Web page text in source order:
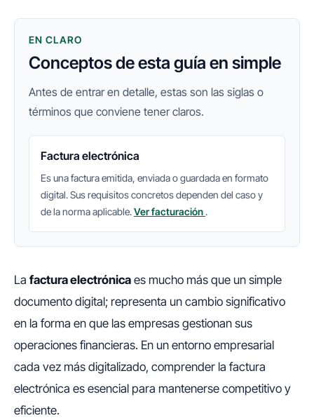
EN CLARO
Conceptos de esta guía en simple
Antes de entrar en detalle, estas son las siglas o
términos que conviene tener claros.
Factura electrónica
Es una factura emitida, enviada o guardada en formato
digital. Sus requisitos concretos dependen del caso y
de la norma aplicable.Ver facturación .
La factura electrónica es mucho más que un simple
documento digital; representa un cambio significativo
en la forma en que las empresas gestionan sus
operaciones financieras. En un entorno empresarial
cada vez más digitalizado, comprender la factura
electrónica es esencial para mantenerse competitivo y
eficiente.